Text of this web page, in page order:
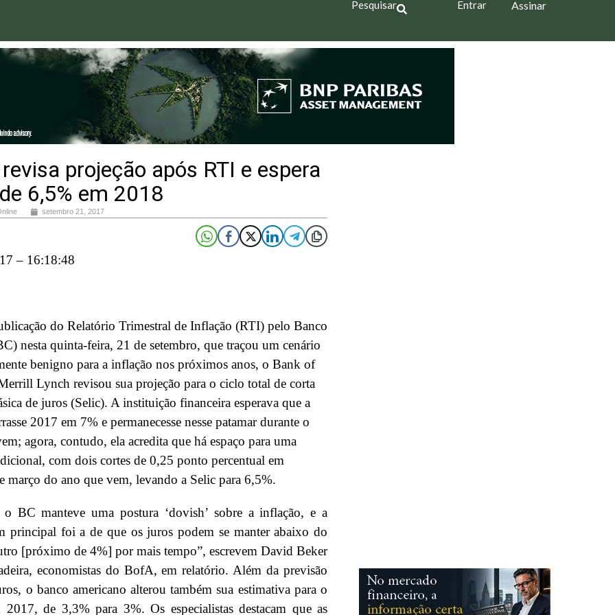
Pesquisar Entrar Assinar
projeção após RTI e espera
6,5% em 2018
setembro 21, 2017
– 16:18:48
do Relatório Trimestral de Inflação (RTI) pelo Banco
nesta quinta-feira, 21 de setembro, que traçou um cenário
benigno para a inflação nos próximos anos, o Bank of
Lynch revisou sua projeção para o ciclo total de corta
de juros (Selic). A instituição financeira esperava que a
2017 em 7% e permanecesse nesse patamar durante o
agora, contudo, ela acredita que há espaço para uma
com dois cortes de 0,25 ponto percentual em
março do ano que vem, levando a Selic para 6,5%.
BC manteve uma postura ‘dovish’ sobre a inflação, e a
principal foi a de que os juros podem se manter abaixo do
[próximo de 4%] por mais tempo”, escrevem David Beker
economistas do BofA, em relatório. Além da previsão
o banco americano alterou também sua estimativa para o
de 3,3% para 3%. Os especialistas destacam que as